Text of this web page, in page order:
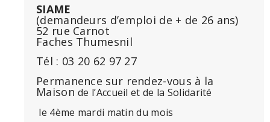
SIAME
(demandeurs d’emploi de + de 26 ans)
52 rue Carnot
Faches Thumesnil
Tél : 03 20 62 97 27
Permanence sur rendez-vous à la
Maisonde l’Accueil et de la Solidarité
le 4ème mardi matin du mois